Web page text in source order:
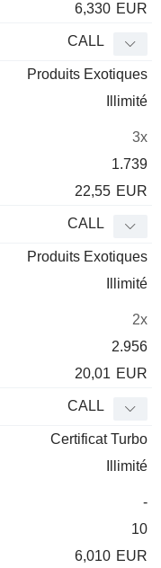
6,330 EUR
CALL
Produits Exotiques
Illimité
3x
1.739
22,55 EUR
CALL
Produits Exotiques
Illimité
2x
2.956
20,01 EUR
CALL
Certificat Turbo
Illimité
-
10
6,010 EUR